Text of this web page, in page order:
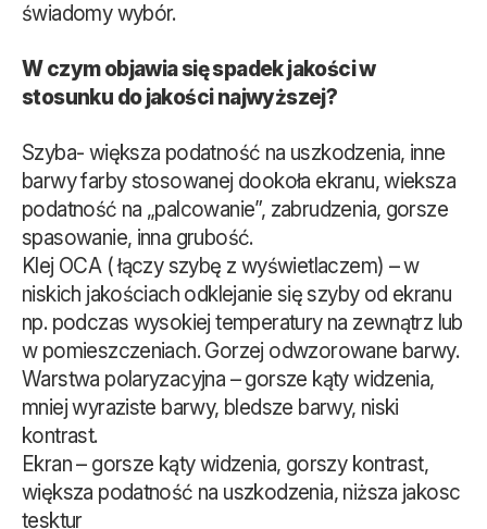
świadomy wybór.
W czym objawia się spadek jakości w
stosunku do jakości najwyższej?
Szyba- większa podatność na uszkodzenia, inne
barwy farby stosowanej dookoła ekranu, wieksza
podatność na „palcowanie”, zabrudzenia, gorsze
spasowanie, inna grubość.
Klej OCA ( łączy szybę z wyświetlaczem) – w
niskich jakościach odklejanie się szyby od ekranu
np. podczas wysokiej temperatury na zewnątrz lub
w pomieszczeniach. Gorzej odwzorowane barwy.
Warstwa polaryzacyjna – gorsze kąty widzenia,
mniej wyraziste barwy, bledsze barwy, niski
kontrast.
Ekran – gorsze kąty widzenia, gorszy kontrast,
większa podatność na uszkodzenia, niższa jakosc
tesktur